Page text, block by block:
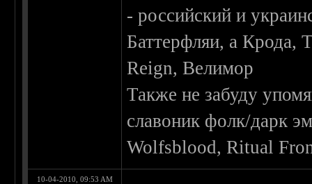
- российский и
Баттерфляи, а Крода,
Reign, Велимор
Также не забуду
славоник фолк/дарк
Wolfsblood, Ritual
10-04-2010, 09:53 AM